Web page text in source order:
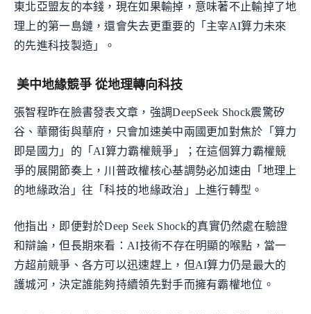
東北亞盟友的本錢，現在如果輸掉，意味著不止輸掉了地
理上的第一島鏈，還會失去更重要的「主宰AI算力未來
的先進科技製造」。
美中地緣競爭 從地理轉向科技
張智程昨在臉書發表文章，強調DeepSeek Shock震驚矽
谷、華爾街與華府，只會加速美中兩國更加對焦於「算力
即是國力」的「AI算力霸權競爭」；在這個算力霸權競
爭的展開節奏上，川普政權核心基調勢必加速由「地理上
的地緣政治」往「科技的地緣政治」上進行轉型。
他指出，即便對於Deep Seek Shock的真實仍然處在驗證
和辯論，但長期來看：AI技術不存在明顯的喉點，當一
方超前競爭、各方可以迅速趕上，但AI算力仍是最大的
護城河，決定誰能夠持續領先對手而擁有霸權地位。